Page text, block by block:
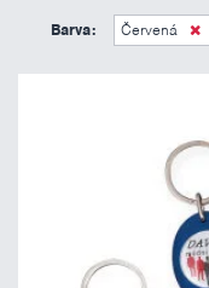
13 Kč
Barva: Červená